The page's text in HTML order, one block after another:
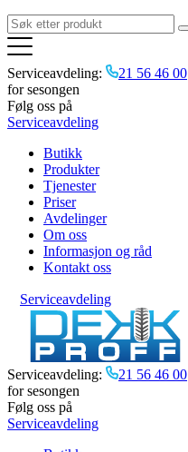
Serviceavdeling: 21 56 46 00
for sesongen
Følg oss på
Serviceavdeling
Butikk
Produkter
Tjenester
Priser
Avdelinger
Om oss
Informasjon og råd
Kontakt oss
Serviceavdeling
Serviceavdeling: 21 56 46 00
for sesongen
Følg oss på
Serviceavdeling